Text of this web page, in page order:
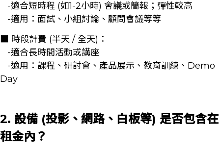
-適合短時程 (如1-2小時) 會議或簡報；彈性較高
-適用：面試、小組討論、顧問會議等等
■ 時段計費 (半天 / 全天)：
-適合長時間活動或講座
-適用：課程、研討會、產品展示、教育訓練、Demo
Day
2. 設備 (投影、網路、白板等) 是否包含在
租金內？